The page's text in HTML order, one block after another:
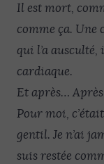
Il est mort,
comme ça. Une
qui l’a ausculté,
cardiaque.
Et après…
Pour moi,
gentil. Je n’ai
suis restée